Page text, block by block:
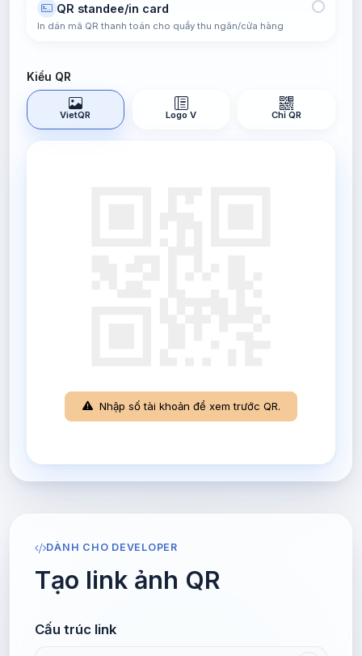
QR standee/in card
In dán mã QR thanh toán cho quầy thu ngân/cửa hàng
Nhập số tài khoản để xem trước QR.
Kiểu QR
VietQR Logo V Chỉ QR
DÀNH CHO DEVELOPER
Tạo link ảnh QR
Cấu trúc link